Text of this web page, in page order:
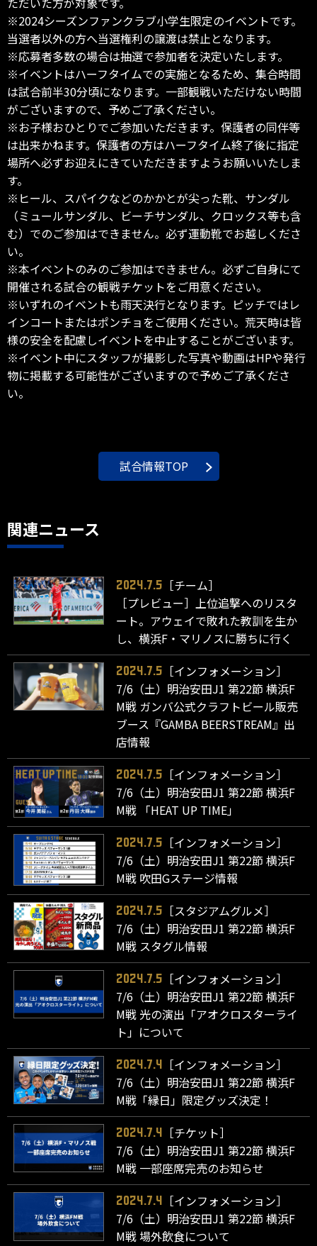
※2024シーズンファンクラブ小学生限定のイベントです。
当選者以外の方へ当選権利の譲渡は禁止となります。
※応募者多数の場合は抽選で参加者を決定いたします。
※イベントはハーフタイムでの実施となるため、集合時間
は試合前半30分頃になります。一部観戦いただけない時間
がございますので、予めご了承ください。
※お子様おひとりでご参加いただきます。保護者の同伴等
は出来かねます。保護者の方はハーフタイム終了後に指定
場所へ必ずお迎えにきていただきますようお願いいたしま
す。
※ヒール、スパイクなどのかかとが尖った靴、サンダル
（ミュールサンダル、ビーチサンダル、クロックス等も含
む）でのご参加はできません。必ず運動靴でお越しくださ
い。
※本イベントのみのご参加はできません。必ずご自身にて
開催される試合の観戦チケットをご用意ください。
※いずれのイベントも雨天決行となります。ピッチではレ
インコートまたはポンチョをご使用ください。荒天時は皆
様の安全を配慮しイベントを中止することがございます。
※イベント中にスタッフが撮影した写真や動画はHPや発行
物に掲載する可能性がございますので予めご了承くださ
い。
試合情報TOP
関連ニュース
2024.7.5
［チーム］
［プレビュー］上位追撃へのリスタ
ート。アウェイで敗れた教訓を生か
し、横浜F・マリノスに勝ちに行く
2024.7.5
［インフォメーション］
7/6（土）明治安田J1 第22節 横浜F
M戦 ガンバ公式クラフトビール販売
ブース『GAMBA BEERSTREAM』出
店情報
2024.7.5
［インフォメーション］
7/6（土）明治安田J1 第22節 横浜F
M戦 「HEAT UP TIME」
2024.7.5
［インフォメーション］
7/6（土）明治安田J1 第22節 横浜F
M戦 吹田Gステージ情報
2024.7.5
［スタジアムグルメ］
7/6（土）明治安田J1 第22節 横浜F
M戦 スタグル情報
2024.7.5
［インフォメーション］
7/6（土）明治安田J1 第22節 横浜F
M戦 光の演出「アオクロスターライ
ト」について
2024.7.4
［インフォメーション］
7/6（土）明治安田J1 第22節 横浜F
M戦「縁日」限定グッズ決定！
2024.7.4
［チケット］
7/6（土）明治安田J1 第22節 横浜F
M戦 一部座席完売のお知らせ
2024.7.4
［インフォメーション］
7/6（土）明治安田J1 第22節 横浜F
M戦 場外飲食について